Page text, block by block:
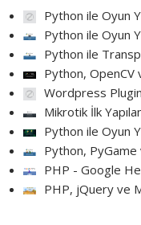
Python ile Oyun
Python ile Oyun
Python ile
Python, OpenCV
Wordpress
Mikrotik İlk
Python ile Oyun
Python, PyGame
PHP - Google
PHP, jQuery ve